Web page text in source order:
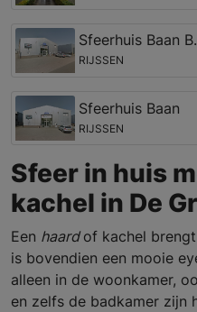
Sfeerhuis Baan
RIJSSEN
Sfeerhuis Baan
RIJSSEN
Sfeer in huis
kachel in De
Een haard of kachel
is bovendien een mooie
alleen in de woonkamer,
en zelfs de badkamer zijn